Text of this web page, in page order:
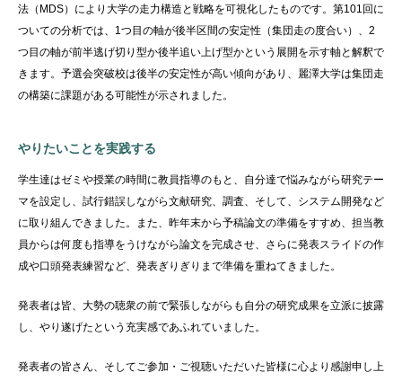
法（MDS）により大学の走力構造と戦略を可視化したものです。第101回に
ついての分析では、1つ目の軸が後半区間の安定性（集団走の度合い）、2
つ目の軸が前半逃げ切り型か後半追い上げ型かという展開を示す軸と解釈で
きます。予選会突破校は後半の安定性が高い傾向があり、麗澤大学は集団走
の構築に課題がある可能性が示されました。
やりたいことを実践する
学生達はゼミや授業の時間に教員指導のもと、自分達で悩みながら研究テー
マを設定し、試行錯誤しながら文献研究、調査、そして、システム開発など
に取り組んできました。また、昨年末から予稿論文の準備をすすめ、担当教
員からは何度も指導をうけながら論文を完成させ、さらに発表スライドの作
成や口頭発表練習など、発表ぎりぎりまで準備を重ねてきました。
発表者は皆、大勢の聴衆の前で緊張しながらも自分の研究成果を立派に披露
し、やり遂げたという充実感であふれていました。
発表者の皆さん、そしてご参加・ご視聴いただいた皆様に心より感謝申し上